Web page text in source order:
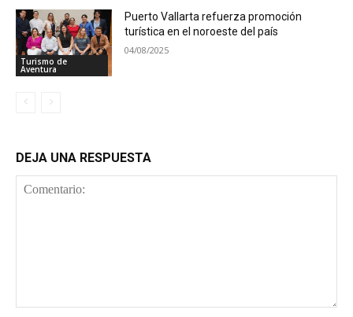
Turismo de
Aventura
Puerto Vallarta refuerza promoción
turística en el noroeste del país
04/08/2025
DEJA UNA RESPUESTA